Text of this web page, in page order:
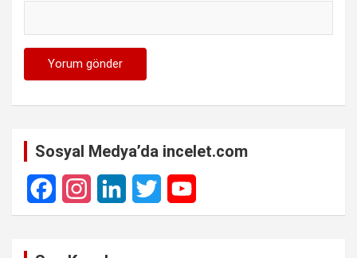
Sosyal Medya’da incelet.com
F
I
L
T
Y